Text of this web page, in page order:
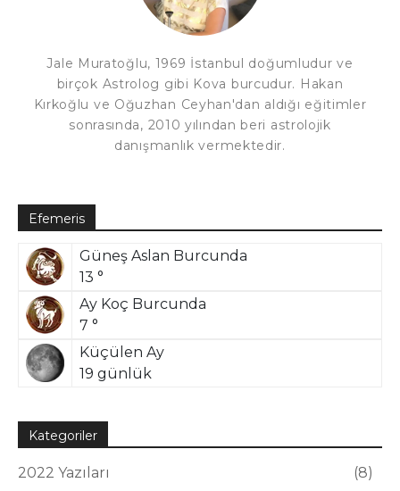
Jale Muratoğlu, 1969 İstanbul doğumludur ve
birçok Astrolog gibi Kova burcudur. Hakan
Kırkoğlu ve Oğuzhan Ceyhan'dan aldığı eğitimler
sonrasında, 2010 yılından beri astrolojik
danışmanlık vermektedir.
Efemeris
Güneş Aslan Burcunda
13 °
Ay Koç Burcunda
7 °
Küçülen Ay
19 günlük
Kategoriler
2022 Yazıları 8